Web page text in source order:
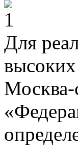
Для
Москва-